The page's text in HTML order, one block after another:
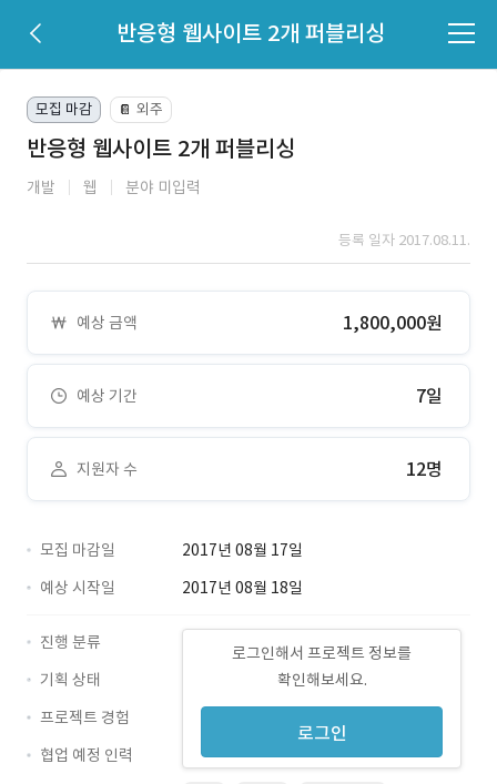
반응형 웹사이트 2개 퍼블리싱
모집 마감 📔 외주
반응형 웹사이트 2개 퍼블리싱
개발 웹 분야 미입력
등록 일자 2017.08.11.
예상 금액 1,800,000원
예상 기간 7일
지원자 수 12명
모집 마감일
2017년 08월 17일
예상 시작일
2017년 08월 18일
로그인해서 프로젝트 정보를
확인해보세요.
로그인
진행 분류
기획 상태
프로젝트 경험
협업 예정 인력